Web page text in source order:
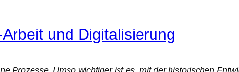
und Digitalisierung